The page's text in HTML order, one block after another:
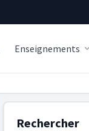
Enseignements
Rechercher